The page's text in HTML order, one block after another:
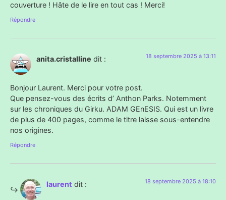
couverture ! Hâte de le lire en tout cas ! Merci!
Répondre
anita.cristalline dit : 18 septembre 2025 à 13:11
Bonjour Laurent. Merci pour votre post.
Que pensez-vous des écrits d’ Anthon Parks. Notemment
sur les chroniques du Girku. ADAM GEnESIS. Qui est un livre
de plus de 400 pages, comme le titre laisse sous-entendre
nos origines.
Répondre
laurent dit : 18 septembre 2025 à 18:10